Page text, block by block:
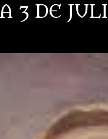
3 DE